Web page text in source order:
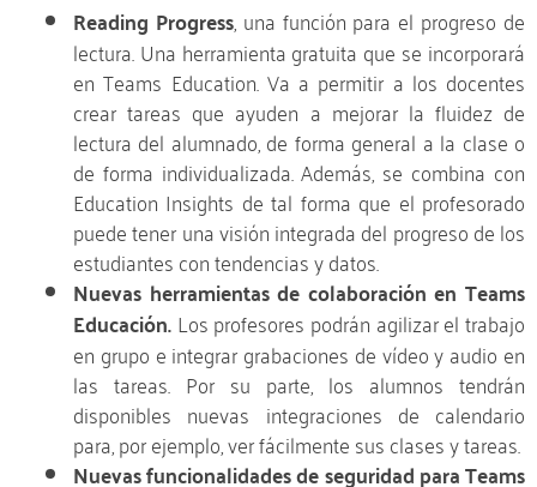
Reading Progress, una función para el progreso de
lectura. Una herramienta gratuita que se incorporará
en Teams Education. Va a permitir a los docentes
crear tareas que ayuden a mejorar la fluidez de
lectura del alumnado, de forma general a la clase o
de forma individualizada. Además, se combina con
Education Insights de tal forma que el profesorado
puede tener una visión integrada del progreso de los
estudiantes con tendencias y datos.
Nuevas herramientas de colaboración en Teams
Educación.Los profesores podrán agilizar el trabajo
en grupo e integrar grabaciones de vídeo y audio en
las tareas. Por su parte, los alumnos tendrán
disponibles nuevas integraciones de calendario
para, por ejemplo, ver fácilmente sus clases y tareas.
Nuevas funcionalidades de seguridad para Teams